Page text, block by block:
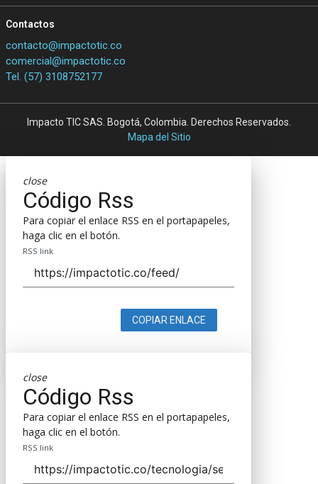
Contactos
contacto@impactotic.co
comercial@impactotic.co
Tel. (57) 3108752177
Impacto TIC SAS. Bogotá, Colombia. Derechos Reservados.
Mapa del Sitio
close
Código Rss
Para copiar el enlace RSS en el portapapeles,
haga clic en el botón.
RSS link
COPIAR ENLACE
close
Código Rss
Para copiar el enlace RSS en el portapapeles,
haga clic en el botón.
RSS link